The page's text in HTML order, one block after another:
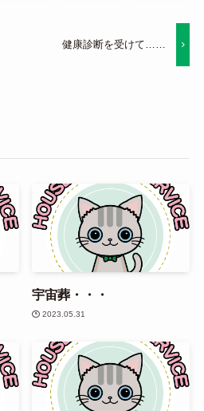
健康診断を受けて……
宇宙葬・・・
2023.05.31